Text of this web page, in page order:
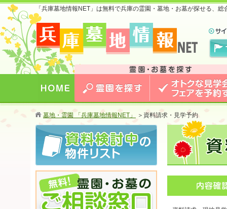
「兵庫墓地情報NET」は無料で兵庫の霊園・墓地・お墓が探せる、
兵庫版 お墓のことなら兵庫墓地情報NET 兵庫で最安
値のおトクな情報を掲載中！
する
墓地・霊園 「兵庫墓地情報NET」 ＞ 資料請求・見学予約